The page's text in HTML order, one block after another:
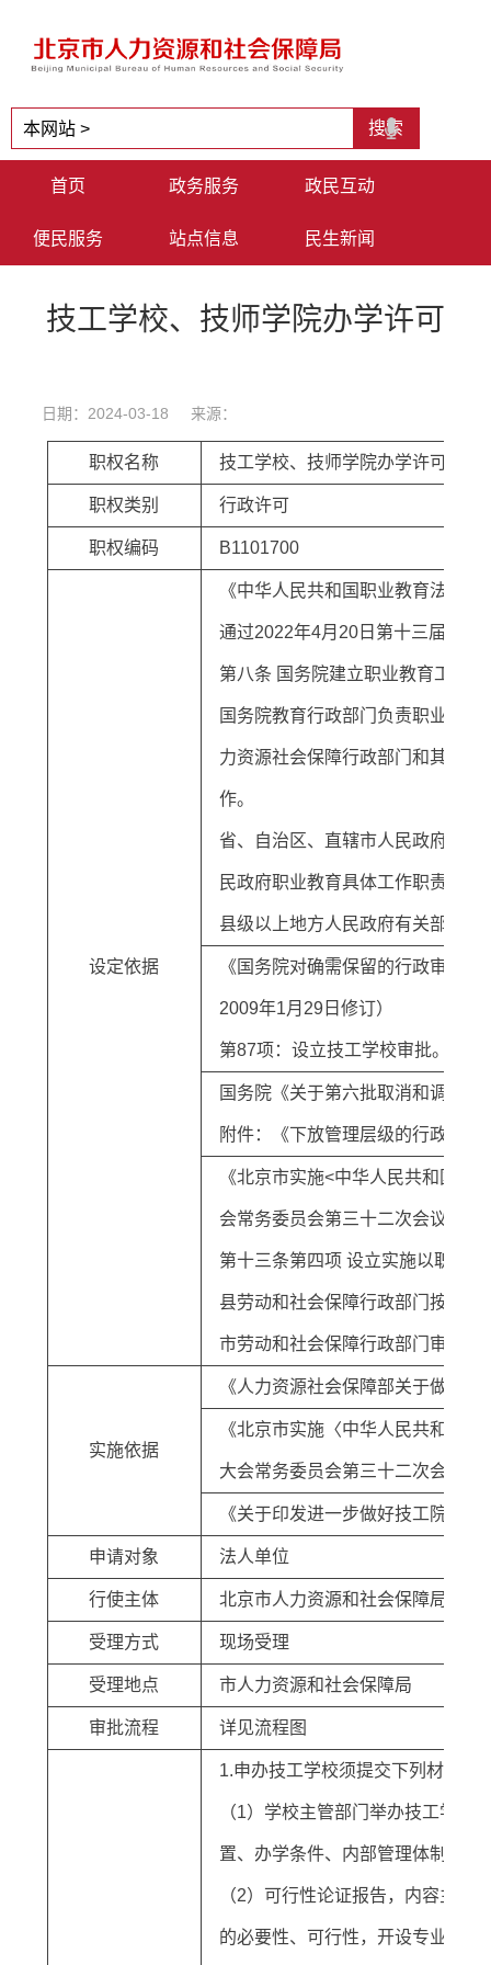
首页 政务服务 政民互动
便民服务 站点信息 民生新闻
技工学校、技师学院办学许可
日期：2024-03-18 来源：
职权名称 技工学校、技师学院办学许可
职权类别 行政许可
职权编码 B1101700
设定依据
《中华人民共和国职业教育法》
通过2022年4月20日第十三届全国
第八条 国务院建立职业教育工作
国务院教育行政部门负责职业教
力资源社会保障行政部门和其他
作。
省、自治区、直辖市人民政府应
民政府职业教育具体工作职责，
县级以上地方人民政府有关部门
《国务院对确需保留的行政审批
2009年1月29日修订）
第87项：设立技工学校审批。实
国务院《关于第六批取消和调整
附件：《下放管理层级的行政审
《北京市实施<中华人民共和国民
会常务委员会第三十二次会议通过
第十三条第四项 设立实施以职业
县劳动和社会保障行政部门按照
市劳动和社会保障行政部门审批。
实施依据
《人力资源社会保障部关于做好
《北京市实施〈中华人民共和国
大会常务委员会第三十二次会议通
《关于印发进一步做好技工院校
申请对象 法人单位
行使主体 北京市人力资源和社会保障局(职
受理方式 现场受理
受理地点 市人力资源和社会保障局
审批流程 详见流程图
1.申办技工学校须提交下列材料：
（1）学校主管部门举办技工学校
置、办学条件、内部管理体制、
（2）可行性论证报告，内容主要
的必要性、可行性，开设专业的